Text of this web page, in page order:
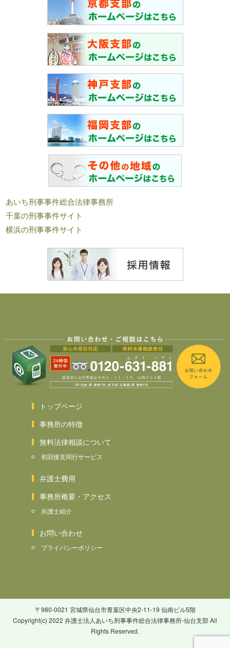
あいち刑事事件総合法律事務所
千葉の刑事事件サイト
横浜の刑事事件サイト
トップページ
事務所の特徴
無料法律相談について
初回接見同行サービス
弁護士費用
事務所概要・アクセス
弁護士紹介
お問い合わせ
プライバシーポリシー
〒980-0021 宮城県仙台市青葉区中央2-11-19 仙南ビル5階
Copyright(c) 2022 弁護士法人あいち刑事事件総合法律事務所-仙台支部 All
Rights Reserved.